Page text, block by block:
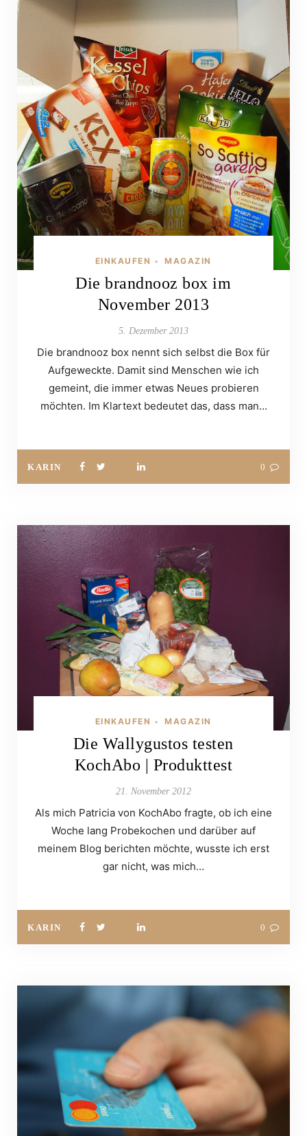
EINKAUFEN • MAGAZIN
Die brandnooz box im
November 2013
5. Dezember 2013
Die brandnooz box nennt sich selbst die Box für
Aufgeweckte. Damit sind Menschen wie ich
gemeint, die immer etwas Neues probieren
möchten. Im Klartext bedeutet das, dass man…
KARIN 0
EINKAUFEN • MAGAZIN
Die Wallygustos testen
KochAbo | Produkttest
21. November 2012
Als mich Patricia von KochAbo fragte, ob ich eine
Woche lang Probekochen und darüber auf
meinem Blog berichten möchte, wusste ich erst
gar nicht, was mich…
KARIN 0